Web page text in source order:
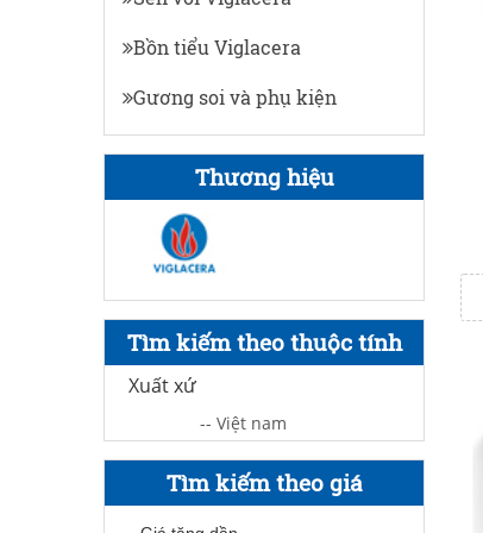
Bồn tiểu Viglacera
Gương soi và phụ kiện
Thương hiệu
Tìm kiếm theo thuộc tính
Xuất xứ
-- Việt nam
Tìm kiếm theo giá